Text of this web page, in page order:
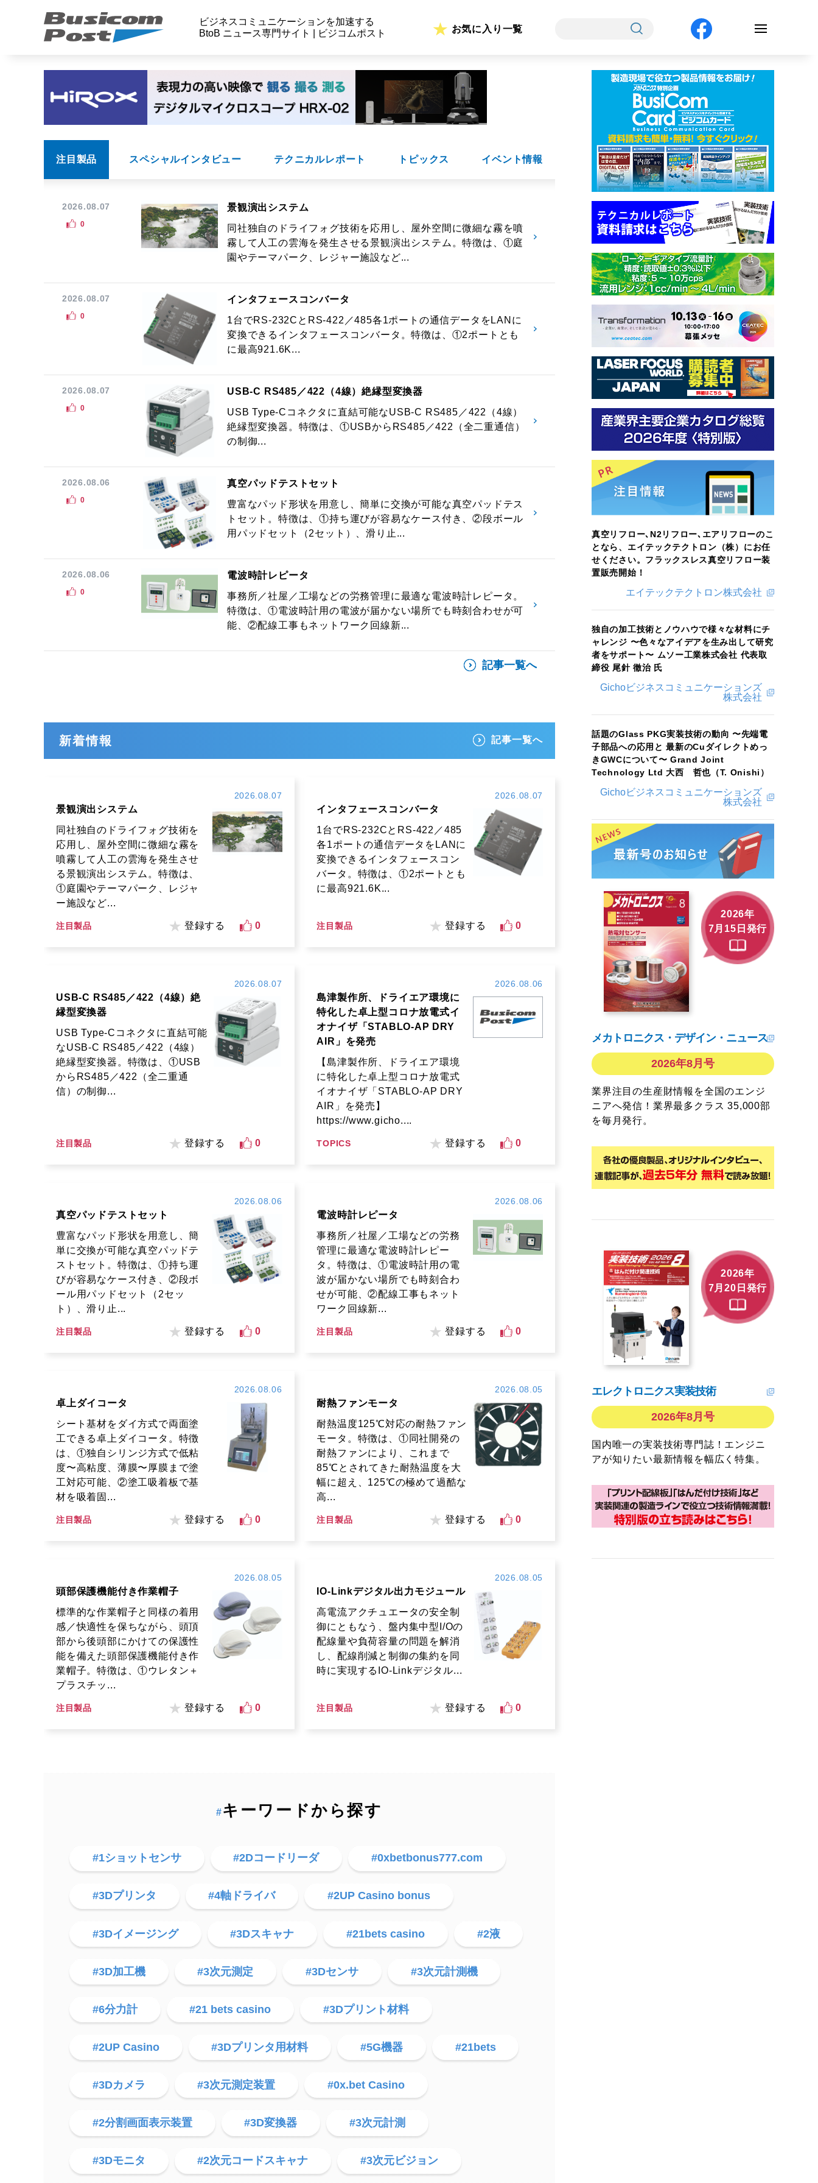
ビジネスコミュニケーションを加速する
BtoB ニュース専門サイト | ビジコムポスト
お気に入り一覧
注目製品 スペシャルインタビュー テクニカルレポート トピックス イベント情報
2026.08.07
景観演出システム
同社独自のドライフォグ技術を応用し、屋外空間に微細な霧を噴
霧して人工の雲海を発生させる景観演出システム。特徴は、①庭
園やテーマパーク、レジャー施設など...
0
2026.08.07
インタフェースコンバータ
1台でRS-232CとRS-422／485各1ポートの通信データをLANに
変換できるインタフェースコンバータ。特徴は、①2ポートとも
に最高921.6K...
0
2026.08.07
USB-C RS485／422（4線）絶縁型変換器
USB Type-Cコネクタに直結可能なUSB-C RS485／422（4線）
絶縁型変換器。特徴は、①USBからRS485／422（全二重通信）
の制御...
0
2026.08.06
真空パッドテストセット
豊富なパッド形状を用意し、簡単に交換が可能な真空パッドテス
トセット。特徴は、①持ち運びが容易なケース付き、②段ボール
用パッドセット（2セット）、滑り止...
0
2026.08.06
電波時計レピータ
事務所／社屋／工場などの労務管理に最適な電波時計レピータ。
特徴は、①電波時計用の電波が届かない場所でも時刻合わせが可
能、②配線工事もネットワーク回線新...
0
記事一覧へ
新着情報 記事一覧へ
2026.08.07
景観演出システム
同社独自のドライフォグ技術を
応用し、屋外空間に微細な霧を
噴霧して人工の雲海を発生させ
る景観演出システム。特徴は、
①庭園やテーマパーク、レジャ
ー施設など...
注目製品 登録する 0
2026.08.07
インタフェースコンバータ
1台でRS-232CとRS-422／485
各1ポートの通信データをLANに
変換できるインタフェースコン
バータ。特徴は、①2ポートとも
に最高921.6K...
注目製品 登録する 0
2026.08.07
USB-C RS485／422（4線）絶
縁型変換器
USB Type-Cコネクタに直結可能
なUSB-C RS485／422（4線）
絶縁型変換器。特徴は、①USB
からRS485／422（全二重通
信）の制御...
注目製品 登録する 0
2026.08.06
島津製作所、ドライエア環境に
特化した卓上型コロナ放電式イ
オナイザ「STABLO-AP DRY
AIR」を発売
【島津製作所、ドライエア環境
に特化した卓上型コロナ放電式
イオナイザ「STABLO-AP DRY
AIR」を発売】
https://www.gicho....
TOPICS 登録する 0
2026.08.06
真空パッドテストセット
豊富なパッド形状を用意し、簡
単に交換が可能な真空パッドテ
ストセット。特徴は、①持ち運
びが容易なケース付き、②段ボ
ール用パッドセット（2セッ
ト）、滑り止...
注目製品 登録する 0
2026.08.06
電波時計レピータ
事務所／社屋／工場などの労務
管理に最適な電波時計レピー
タ。特徴は、①電波時計用の電
波が届かない場所でも時刻合わ
せが可能、②配線工事もネット
ワーク回線新...
注目製品 登録する 0
2026.08.06
卓上ダイコータ
シート基材をダイ方式で両面塗
工できる卓上ダイコータ。特徴
は、①独自シリンジ方式で低粘
度〜高粘度、薄膜〜厚膜まで塗
工対応可能、②塗工吸着板で基
材を吸着固...
注目製品 登録する 0
2026.08.05
耐熱ファンモータ
耐熱温度125℃対応の耐熱ファン
モータ。特徴は、①同社開発の
耐熱ファンにより、これまで
85℃とされてきた耐熱温度を大
幅に超え、125℃の極めて過酷な
高...
注目製品 登録する 0
2026.08.05
頭部保護機能付き作業帽子
標準的な作業帽子と同様の着用
感／快適性を保ちながら、頭頂
部から後頭部にかけての保護性
能を備えた頭部保護機能付き作
業帽子。特徴は、①ウレタン＋
プラスチッ...
注目製品 登録する 0
2026.08.05
IO-Linkデジタル出力モジュール
高電流アクチュエータの安全制
御にともなう、盤内集中型I/Oの
配線量や負荷容量の問題を解消
し、配線削減と制御の集約を同
時に実現するIO-Linkデジタル...
注目製品 登録する 0
#キーワードから探す
#1ショットセンサ #2Dコードリーダ #0xbetbonus777.com
#3Dプリンタ #4軸ドライバ #2UP Casino bonus
#3Dイメージング #3Dスキャナ #21bets casino #2液
#3D加工機 #3次元測定 #3Dセンサ #3次元計測機
#6分力計 #21 bets casino #3Dプリント材料
#2UP Casino #3Dプリンタ用材料 #5G機器 #21bets
#3Dカメラ #3次元測定装置 #0x.bet Casino
#2分割画面表示装置 #3D変換器 #3次元計測
#3Dモニタ #2次元コードスキャナ #3次元ビジョン
真空リフロー､N2リフロー､エアリフローのこ
となら、エイテックテクトロン（株）にお任
せください。フラックスレス真空リフロー装
置販売開始！
エイテックテクトロン株式会社
独自の加工技術とノウハウで様々な材料にチ
ャレンジ 〜色々なアイデアを生み出して研究
者をサポート〜 ムソー工業株式会社 代表取
締役 尾針 徹治 氏
Gichoビジネスコミュニケーションズ
株式会社
話題のGlass PKG実装技術の動向 〜先端電
子部品への応用と 最新のCuダイレクトめっ
きGWCについて〜 Grand Joint
Technology Ltd 大西 哲也（T. Onishi）
Gichoビジネスコミュニケーションズ
株式会社
2026年
7月15日発行
メカトロニクス・デザイン・ニュース
2026年8月号
業界注目の生産財情報を全国のエンジ
ニアへ発信！業界最多クラス 35,000部
を毎月発行。
2026年
7月20日発行
エレクトロニクス実装技術
2026年8月号
国内唯一の実装技術専門誌！エンジニ
アが知りたい最新情報を幅広く特集。